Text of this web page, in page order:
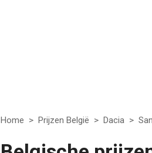
Home > Prijzen België > Dacia >